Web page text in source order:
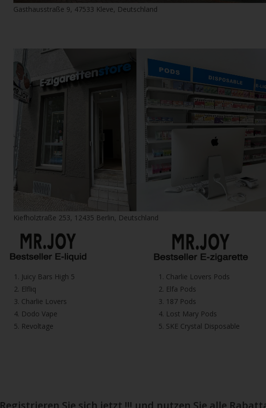
Gasthausstraße 9, 47533 Kleve, Deutschland
Kiefholztraße 253, 12435 Berlin, Deutschland
1.⁠ ⁠Juicy Bars High 5
2.⁠ ⁠⁠Elfliq
3.⁠ ⁠⁠Charlie Lovers
4.⁠ ⁠⁠Dodo Vape
5. ⁠Revoltage
1.⁠ ⁠Charlie Lovers Pods
2.⁠ ⁠⁠Elfa Pods
3.⁠ ⁠⁠187 Pods
4.⁠ ⁠⁠Lost Mary Pods
5.⁠ ⁠⁠SKE Crystal Disposable
Registrieren Sie sich jetzt !!! und nutzen Sie alle